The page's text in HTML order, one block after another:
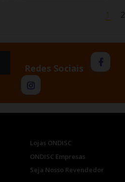
1 2
Redes Sociais
Lojas ONDISC
ONDISC Empresas
Seja Nosso Revendedor